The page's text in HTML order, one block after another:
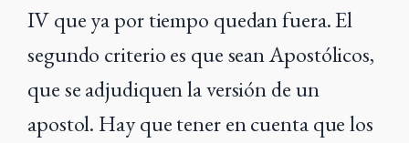
IV que ya por tiempo quedan fuera. El
segundo criterio es que seanApostólicos,
que se adjudiquen la versión de un
apostol. Hay que tener en cuenta que los